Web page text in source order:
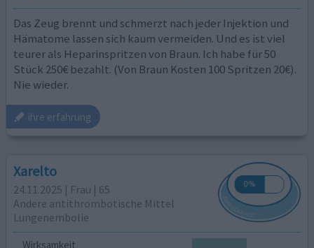
Das Zeug brennt und schmerzt nach jeder Injektion und
Hämatome lassen sich kaum vermeiden. Und es ist viel
teurer als Heparinspritzen von Braun. Ich habe für 50
Stück 250€ bezahlt. (Von Braun Kosten 100 Spritzen 20€).
Nie wieder.
ihre erfahrung
Xarelto
24.11.2025 | Frau | 65
Andere antithrombotische Mittel
Lungenembolie
Wirksamkeit